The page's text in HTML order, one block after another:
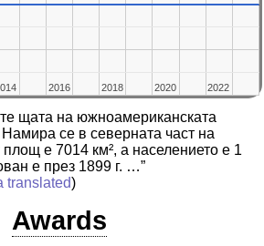
2016
2016 2018
2018 2020
2020 2022
2022
щата на южноамериканската
се в северната част на
е 7014 км², а населението е 1
е през 1899 г. …”
translated)
Awards